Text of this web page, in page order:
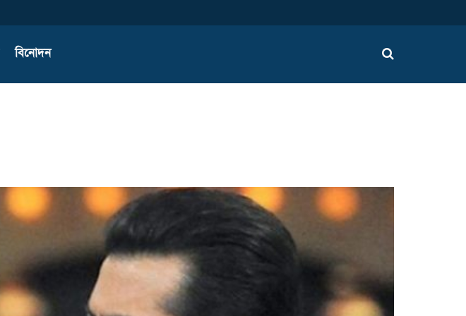
বিনোদন